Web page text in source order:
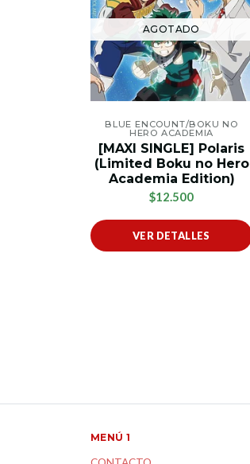
AGOTADO
BLUE ENCOUNT/BOKU NO
HERO ACADEMIA
[MAXI SINGLE] Polaris
(Limited Boku no Hero
Academia Edition)
$12.500
VER DETALLES
MENÚ 1